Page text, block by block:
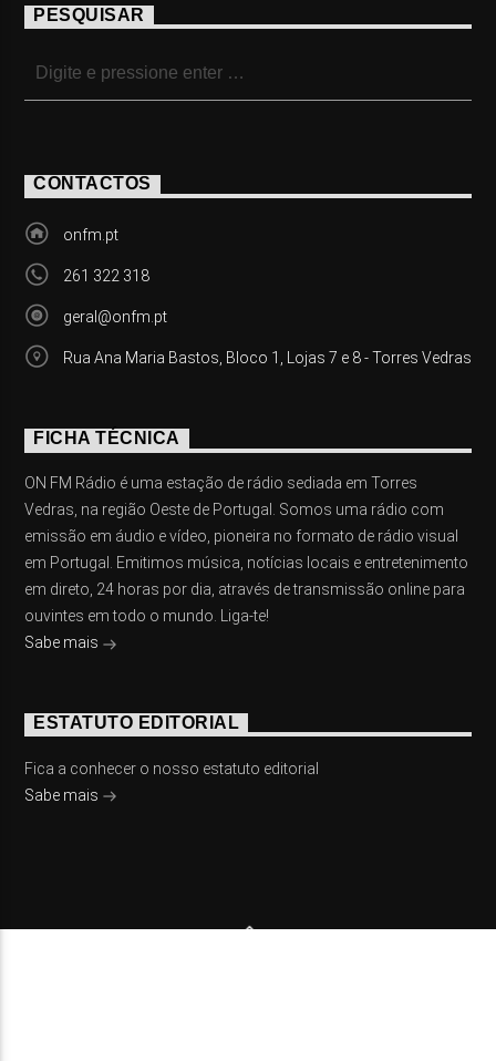
PESQUISAR
CONTACTOS
onfm.pt
261 322 318
geral@onfm.pt
Rua Ana Maria Bastos, Bloco 1, Lojas 7 e 8 - Torres Vedras
FICHA TÉCNICA
ON FM Rádio é uma estação de rádio sediada em Torres
Vedras, na região Oeste de Portugal. Somos uma rádio com
emissão em áudio e vídeo, pioneira no formato de rádio visual
em Portugal. Emitimos música, notícias locais e entretenimento
em direto, 24 horas por dia, através de transmissão online para
ouvintes em todo o mundo. Liga-te!
Sabe mais
ESTATUTO EDITORIAL
Fica a conhecer o nosso estatuto editorial
Sabe mais